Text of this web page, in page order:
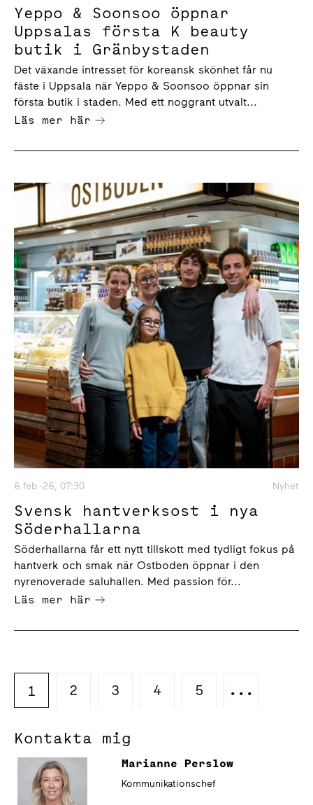
Yeppo & Soonsoo öppnar
Uppsalas första K beauty
butik i Gränbystaden
Det växande intresset för koreansk skönhet får nu
fäste i Uppsala när Yeppo & Soonsoo öppnar sin
första butik i staden. Med ett noggrant utvalt...
Läs mer här
6 feb -26, 07:30 Nyhet
Svensk hantverksost i nya
Söderhallarna
Söderhallarna får ett nytt tillskott med tydligt fokus på
hantverk och smak när Ostboden öppnar i den
nyrenoverade saluhallen. Med passion för...
Läs mer här
1 2 3 4 5 ...
Kontakta mig
Marianne Perslow
Kommunikationschef